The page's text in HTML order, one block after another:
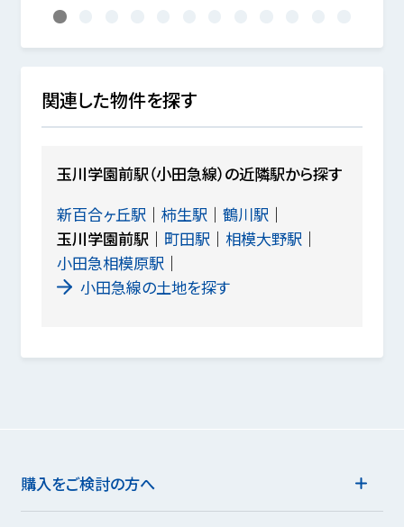
1
関連した物件を探す
玉川学園前駅（小田急線）の近隣駅から探す
新百合ヶ丘駅
柿生駅
鶴川駅
玉川学園前駅
町田駅
相模大野駅
小田急相模原駅
小田急線の土地を探す
購入をご検討の方へ